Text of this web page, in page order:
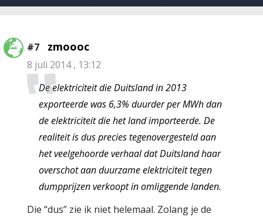
#7 zmoooc
8 juli 2014 , 13:12
De elektriciteit die Duitsland in 2013
exporteerde was 6,3% duurder per MWh dan
de elektriciteit die het land importeerde. De
realiteit is dus precies tegenovergesteld aan
het veelgehoorde verhaal dat Duitsland haar
overschot aan duurzame elektriciteit tegen
dumpprijzen verkoopt in omliggende landen.
Die “dus” zie ik niet helemaal. Zolang je de